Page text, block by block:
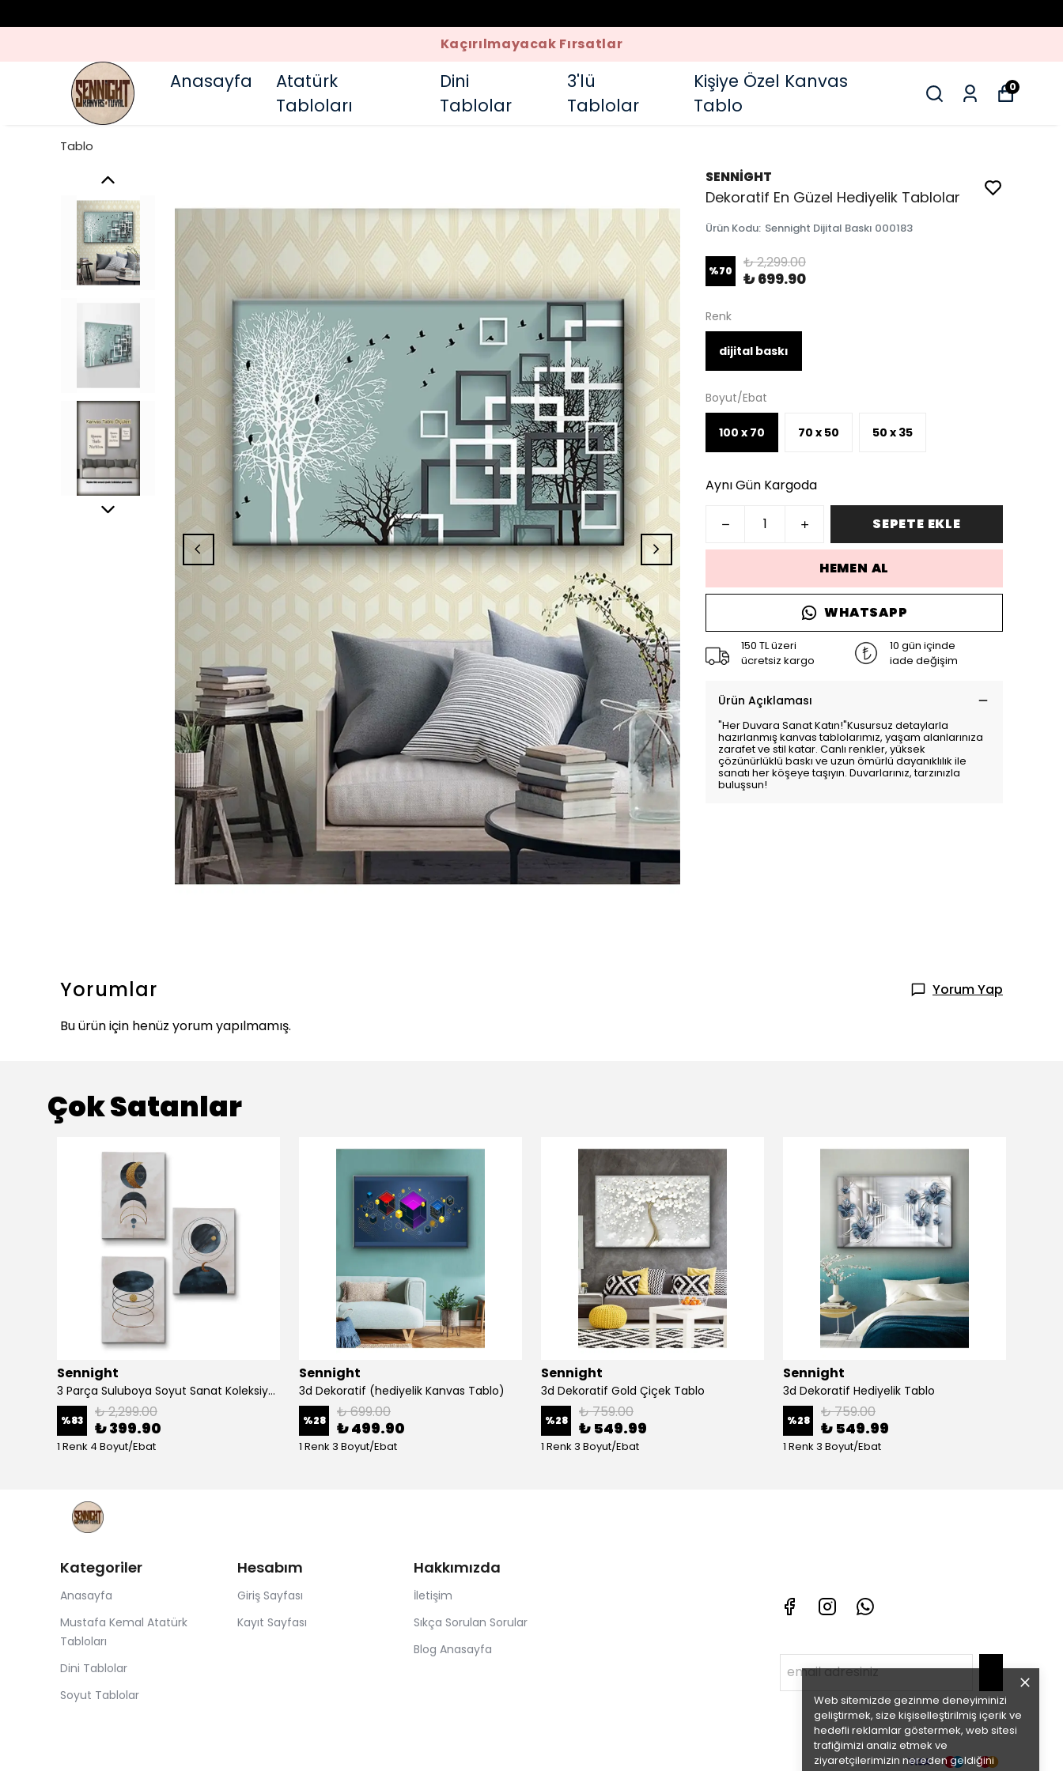
Kaçırılmayacak Fırsatlar
Anasayfa
Atatürk
Tabloları
Dini
Tablolar
3'lü
Tablolar
Kişiye Özel Kanvas
Tablo
0
Web sitemizde gezinme deneyiminizi
geliştirmek, size kişiselleştirilmiş içerik ve
hedefli reklamlar göstermek, web sitesi
trafiğimizi analiz etmek ve
ziyaretçilerimizin nereden geldiğini
Tablo
SENNİGHT
Dekoratif En Güzel Hediyelik Tablolar
Ürün Kodu: Sennight Dijital Baskı 000183
%70 ₺ 2,299.00
₺ 699.90
Renk
dijital baskı
Boyut/Ebat
100 x 70 70 x 50 50 x 35
Aynı Gün Kargoda
SEPETE EKLE
HEMEN AL
WHATSAPP
150 TL üzeri
ücretsiz kargo
10 gün içinde
iade değişim
Ürün Açıklaması
"Her Duvara Sanat Katın!"Kusursuz detaylarla
hazırlanmış kanvas tablolarımız, yaşam alanlarınıza
zarafet ve stil katar. Canlı renkler, yüksek
çözünürlüklü baskı ve uzun ömürlü dayanıklılık ile
sanatı her köşeye taşıyın. Duvarlarınız, tarzınızla
buluşsun!
Yorumlar
Yorum Yap
Bu ürün için henüz yorum yapılmamış.
Çok Satanlar
Sennight
3 Parça Suluboya Soyut Sanat Koleksiyonu Dekoratif Kanvas Tablo
%83 ₺ 2,299.00
₺ 399.90
1 Renk 4 Boyut/Ebat
Sennight
3d Dekoratif (hediyelik Kanvas Tablo)
%28 ₺ 699.00
₺ 499.90
1 Renk 3 Boyut/Ebat
Sennight
3d Dekoratif Gold Çiçek Tablo
%28 ₺ 759.00
₺ 549.99
1 Renk 3 Boyut/Ebat
Sennight
3d Dekoratif Hediyelik Tablo
%28 ₺ 759.00
₺ 549.99
1 Renk 3 Boyut/Ebat
Kategoriler
Anasayfa
Mustafa Kemal Atatürk
Tabloları
Dini Tablolar
Soyut Tablolar
Hesabım
Giriş Sayfası
Kayıt Sayfası
Hakkımızda
İletişim
Sıkça Sorulan Sorular
Blog Anasayfa